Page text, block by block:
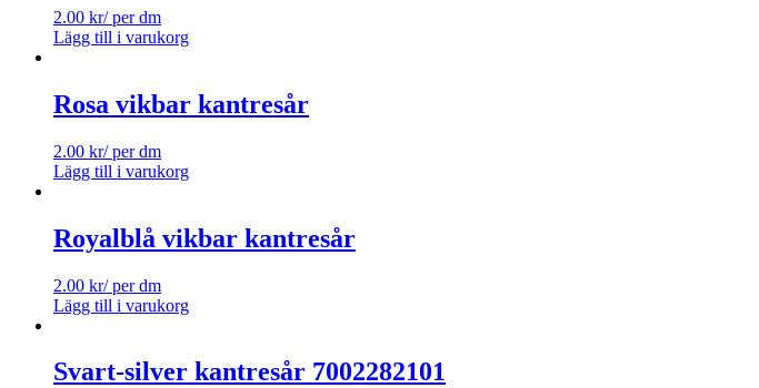
2.00 kr/ per dm
Lägg till i varukorg
Rosa vikbar kantresår
2.00 kr/ per dm
Lägg till i varukorg
Royalblå vikbar kantresår
2.00 kr/ per dm
Lägg till i varukorg
Svart-silver kantresår 7002282101